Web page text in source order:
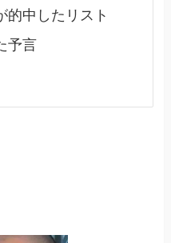
的中したリスト
予言